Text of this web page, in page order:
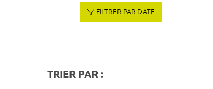
FILTRER PAR DATE
TRIER PAR :